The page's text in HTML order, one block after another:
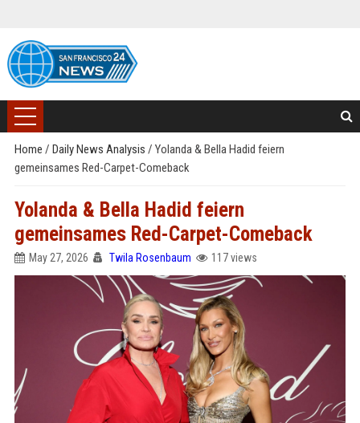
Home / Daily News Analysis / Yolanda & Bella Hadid feiern
gemeinsames Red-Carpet-Comeback
Yolanda & Bella Hadid feiern
gemeinsames Red-Carpet-Comeback
May 27, 2026 Twila Rosenbaum 117 views